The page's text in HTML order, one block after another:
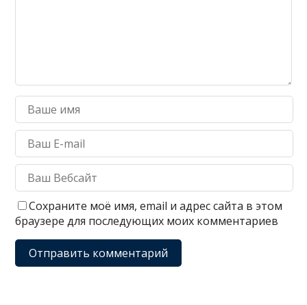
Сохраните моё имя, email и адрес сайта в этом
браузере для последующих моих комментариев